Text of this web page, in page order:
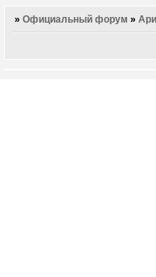
»Официальный форум »